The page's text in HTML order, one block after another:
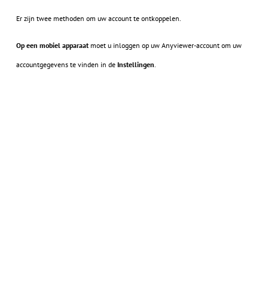
Er zijn twee methoden om uw account te ontkoppelen.
Op een mobiel apparaatmoet u inloggen op uw Anyviewer-account om uw
accountgegevens te vinden in de Instellingen